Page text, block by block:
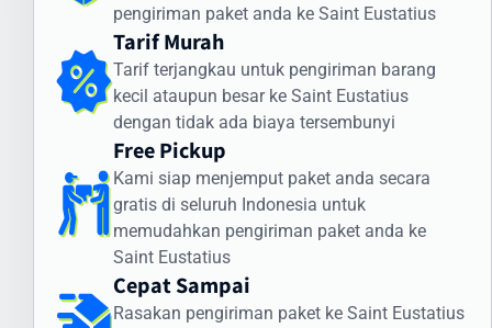
Kondisi cuaca dan faktor operasional
Ketersediaan transportasi di negara tujuan
Kejelasan dan kelengkapan alamat penerima
Intrasia.id memiliki sistem pelacakan canggih yang memungkinkan
Anda memantau status pengiriman secara real-time. Dengan
begitu, Anda selalu mendapatkan informasi terkini mengenai posisi
dan status paket Anda selama perjalanan ke Saint Eustatius.
Cara Kirim Dokumen ke Saint Eustatius
dengan Aman
Pengiriman dokumen internasional membutuhkan penanganan
khusus. Intrasia.id menawarkan layanan khusus untuk cara kirim
pengiriman paket anda ke Saint Eustatius
Tarif Murah
Tarif terjangkau untuk pengiriman barang
kecil ataupun besar ke Saint Eustatius
dengan tidak ada biaya tersembunyi
Free Pickup
Kami siap menjemput paket anda secara
gratis di seluruh Indonesia untuk
memudahkan pengiriman paket anda ke
Saint Eustatius
Cepat Sampai
Rasakan pengiriman paket ke Saint Eustatius